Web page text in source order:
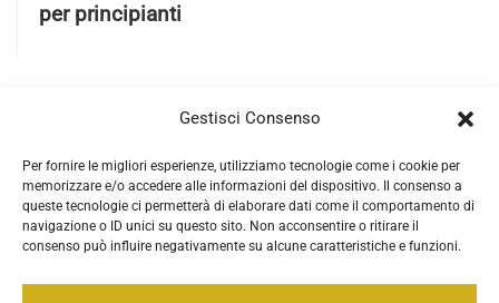
Gestisci Consenso
Per fornire le migliori esperienze, utilizziamo tecnologie come i cookie per
memorizzare e/o accedere alle informazioni del dispositivo. Il consenso a
queste tecnologie ci permetterà di elaborare dati come il comportamento di
navigazione o ID unici su questo sito. Non acconsentire o ritirare il
consenso può influire negativamente su alcune caratteristiche e funzioni.